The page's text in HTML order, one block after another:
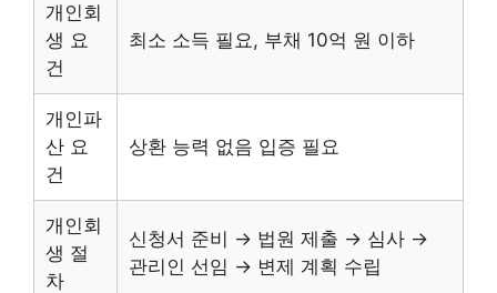
개인회
생 요
건
최소 소득 필요, 부채 10억 원 이하
개인파
산 요
건
상환 능력 없음 입증 필요
개인회
생 절
차
신청서 준비 → 법원 제출 → 심사 →
관리인 선임 → 변제 계획 수립